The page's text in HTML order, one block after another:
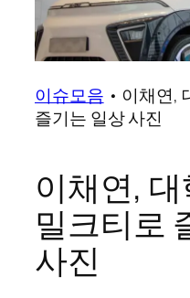
이슈모음 • 이채연,
즐기는 일상 사진
이채연,
밀크티로
사진